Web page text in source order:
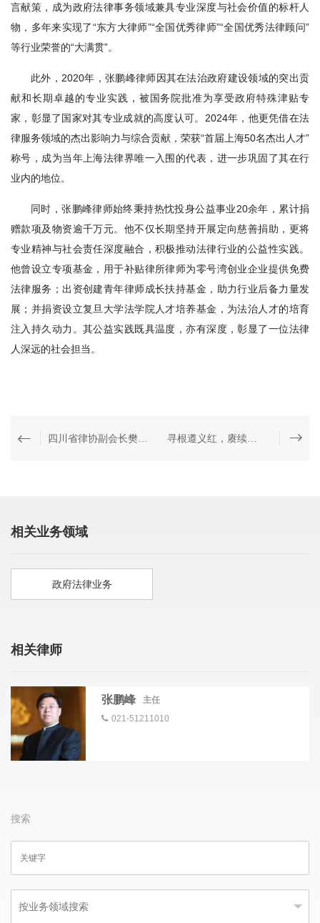
言献策，成为政府法律事务领域兼具专业深度与社会价值的标杆人
物，多年来实现了“东方大律师”“全国优秀律师”“全国优秀法律顾问”
等行业荣誉的“大满贯”。
此外，2020年，张鹏峰律师因其在法治政府建设领域的突出贡
献和长期卓越的专业实践，被国务院批准为享受政府特殊津贴专
家，彰显了国家对其专业成就的高度认可。2024年，他更凭借在法
律服务领域的杰出影响力与综合贡献，荣获“首届上海50名杰出人才”
称号，成为当年上海法律界唯一入围的代表，进一步巩固了其在行
业内的地位。
同时，张鹏峰律师始终秉持热忱投身公益事业20余年，累计捐
赠款项及物资逾千万元。他不仅长期坚持开展定向慈善捐助，更将
专业精神与社会责任深度融合，积极推动法律行业的公益性实践。
他曾设立专项基金，用于补贴律所律师为零号湾创业企业提供免费
法律服务；出资创建青年律师成长扶持基金，助力行业后备力量发
展；并捐资设立复旦大学法学院人才培养基金，为法治人才的培育
注入持久动力。其公益实践既具温度，亦有深度，彰显了一位法律
人深远的社会担当。
相关业务领域
政府法律业务
相关律师
张鹏峰
主任
021-51211010
搜索